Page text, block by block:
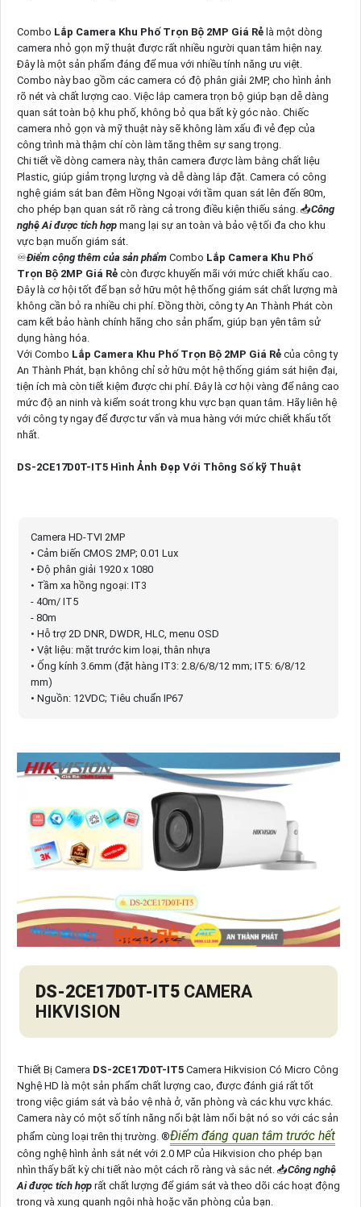
Combo Lắp Camera Khu Phố Trọn Bộ 2MP Giá Rẻ là một dòng
camera nhỏ gọn mỹ thuật được rất nhiều người quan tâm hiện nay.
Đây là một sản phẩm đáng để mua với nhiều tính năng ưu việt.
Combo này bao gồm các camera có độ phân giải 2MP, cho hình ảnh
rõ nét và chất lượng cao. Việc lắp camera trọn bộ giúp bạn dễ dàng
quan sát toàn bộ khu phố, không bỏ qua bất kỳ góc nào. Chiếc
camera nhỏ gọn và mỹ thuật này sẽ không làm xấu đi vẻ đẹp của
công trình mà thậm chí còn làm tăng thêm sự sang trọng.
Chi tiết về dòng camera này, thân camera được làm bằng chất liệu
Plastic, giúp giảm trọng lượng và dễ dàng lắp đặt. Camera có công
nghệ giám sát ban đêm Hồng Ngoại với tầm quan sát lên đến 80m,
cho phép bạn quan sát rõ ràng cả trong điều kiện thiếu sáng. 📥Công
nghệ Ai được tích hợpmang lại sự an toàn và bảo vệ tối đa cho khu
vực bạn muốn giám sát.
♾Điểm cộng thêm của sản phẩm Combo Lắp Camera Khu Phố
Trọn Bộ 2MP Giá Rẻ còn được khuyến mãi với mức chiết khấu cao.
Đây là cơ hội tốt để bạn sở hữu một hệ thống giám sát chất lượng mà
không cần bỏ ra nhiều chi phí. Đồng thời, công ty An Thành Phát còn
cam kết bảo hành chính hãng cho sản phẩm, giúp bạn yên tâm sử
dụng hàng hóa.
Với Combo Lắp Camera Khu Phố Trọn Bộ 2MP Giá Rẻ của công ty
An Thành Phát, bạn không chỉ sở hữu một hệ thống giám sát hiện đại,
tiện ích mà còn tiết kiệm được chi phí. Đây là cơ hội vàng để nâng cao
mức độ an ninh và kiểm soát trong khu vực bạn quan tâm. Hãy liên hệ
với công ty ngay để được tư vấn và mua hàng với mức chiết khấu tốt
nhất.
DS-2CE17D0T-IT5 Hình Ảnh Đẹp Với Thông Số kỹ Thuật
Camera HD-TVI 2MP
• Cảm biến CMOS 2MP; 0.01 Lux
• Độ phân giải 1920 x 1080
• Tầm xa hồng ngoại: IT3
- 40m/ IT5
- 80m
• Hỗ trợ 2D DNR, DWDR, HLC, menu OSD
• Vật liệu: mặt trước kim loại, thân nhựa
• Ống kính 3.6mm (đặt hàng IT3: 2.8/6/8/12 mm; IT5: 6/8/12
mm)
• Nguồn: 12VDC; Tiêu chuẩn IP67
DS-2CE17D0T-IT5CAMERA
HIKVISION
Thiết Bị Camera DS-2CE17D0T-IT5Camera Hikvision Có Micro Công
Nghệ HD là một sản phẩm chất lượng cao, được đánh giá rất tốt
trong việc giám sát và bảo vệ nhà ở, văn phòng và các khu vực khác.
Camera này có một số tính năng nổi bật làm nổi bật nó so với các sản
phẩm cùng loại trên thị trường. ®️Điểm đáng quan tâm trước hết
công nghệ hình ảnh sắt nét với 2.0 MP của Hikvision cho phép bạn
nhìn thấy bất kỳ chi tiết nào một cách rõ ràng và sắc nét. 📥Công nghệ
Ai được tích hợprất chất lượng để giám sát và theo dõi các hoạt động
trong và xung quanh ngôi nhà hoặc văn phòng của bạn.